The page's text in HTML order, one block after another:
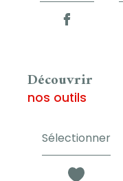
découvrir
nos outils
Sélectionner